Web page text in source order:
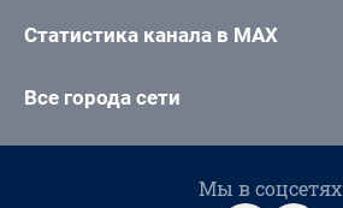
Статистика канала в MAX
Все города сети
Мы в соцсетях